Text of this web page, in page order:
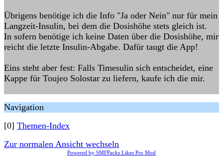
Übrigens benötige ich die Info "Ja oder Nein" nur für mein
Langzeit-Insulin, bei dem die Dosishöhe stets gleich ist.
In sofern benötige ich keine Daten über die Dosishöhe, mir
reicht die letzte Insulin-Abgabe. Dafür taugt die App!
Eins steht aber fest: Falls Timesulin sich entscheidet, eine
Kappe für Toujeo Solostar zu liefern, kaufe ich die mir.
Navigation
[0] Themen-Index
Zur normalen Ansicht wechseln
Powered by SMFPacks Likes Pro Mod